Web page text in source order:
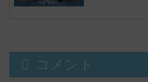
コメント